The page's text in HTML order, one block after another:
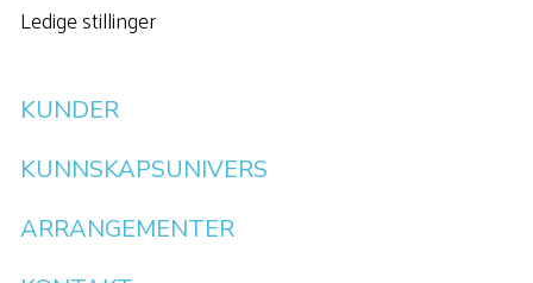
Ledige stillinger
KUNDER
KUNNSKAPSUNIVERS
ARRANGEMENTER